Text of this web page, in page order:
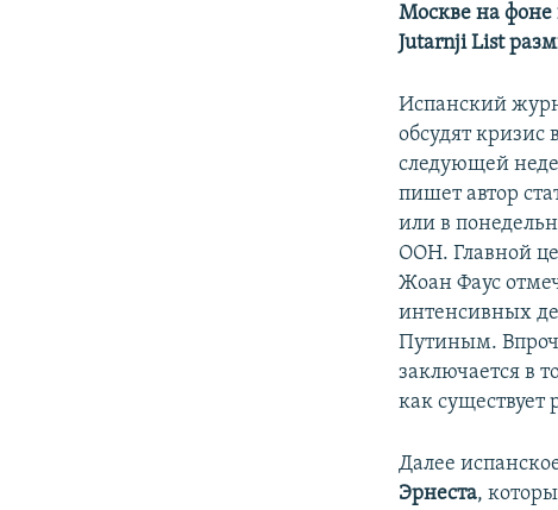
Москве на фоне
Jutarnji List
Испанский
обсудят кризис
следующей
пишет автор
или в
ООН. Главной
Жоан Фаус
интенсивных
Путиным.
заключается в
как существует
Далее
Эрнеста,